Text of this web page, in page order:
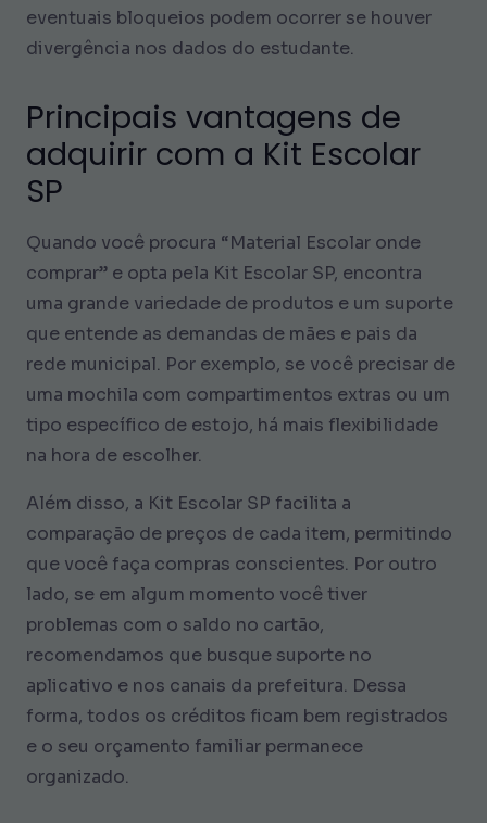
eventuais bloqueios podem ocorrer se houver
divergência nos dados do estudante.
Principais vantagens de
adquirir com a Kit Escolar
SP
Quando você procura “Material Escolar onde
comprar” e opta pela Kit Escolar SP, encontra
uma grande variedade de produtos e um suporte
que entende as demandas de mães e pais da
rede municipal. Por exemplo, se você precisar de
uma mochila com compartimentos extras ou um
tipo específico de estojo, há mais flexibilidade
na hora de escolher.
Além disso, a Kit Escolar SP facilita a
comparação de preços de cada item, permitindo
que você faça compras conscientes. Por outro
lado, se em algum momento você tiver
problemas com o saldo no cartão,
recomendamos que busque suporte no
aplicativo e nos canais da prefeitura. Dessa
forma, todos os créditos ficam bem registrados
e o seu orçamento familiar permanece
organizado.